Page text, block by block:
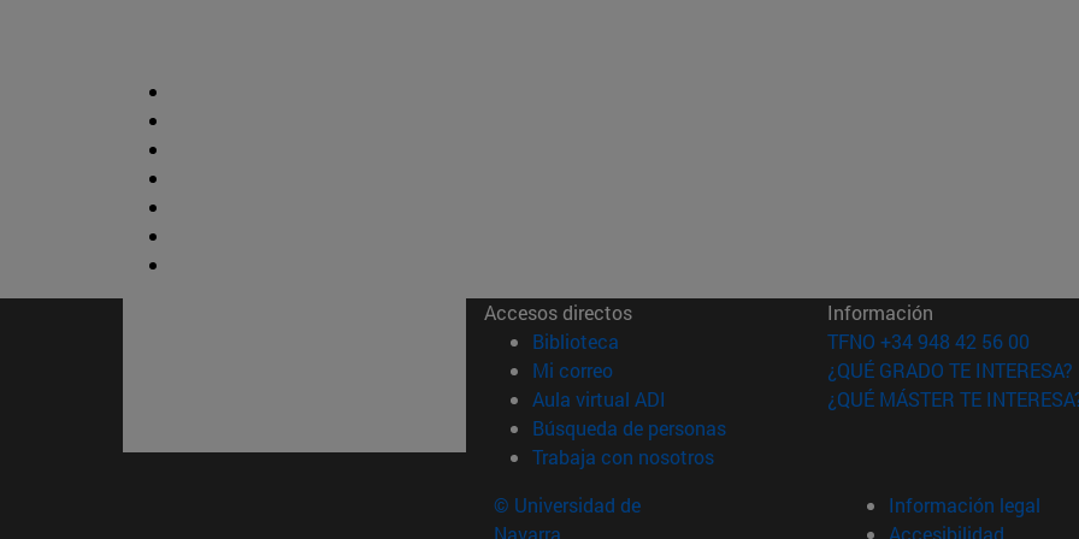
Accesos directos
Biblioteca (abre en nueva ventana)
Mi correo(abre en nueva ventana)
Aula virtual ADI (abre en nueva ventana)
Búsqueda de personas(abre en nueva ventana)
Trabaja con nosotros(abre en nueva ventana)
Información
TFNO +34 948 42 56 00
¿QUÉ GRADO TE INTERESA?
¿QUÉ MÁSTER TE
© Universidad de
Navarra
Información legal
Accesibilidad